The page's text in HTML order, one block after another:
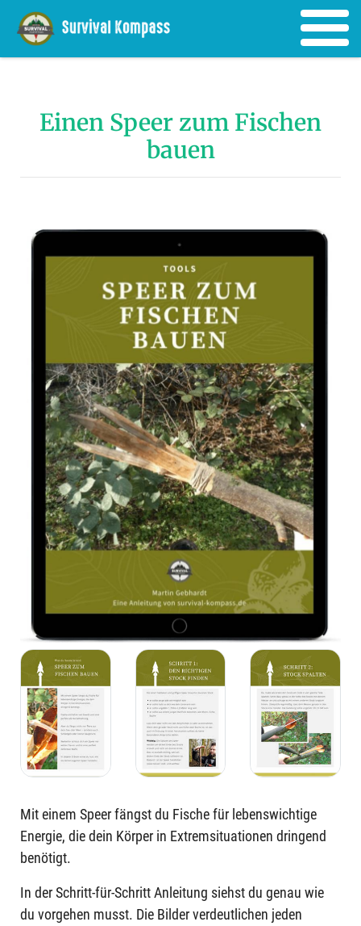
Einen Speer zum Fischen
bauen
Mit einem Speer fängst du Fische für lebenswichtige
Energie, die dein Körper in Extremsituationen dringend
benötigt.
In der Schritt-für-Schritt Anleitung siehst du genau wie
du vorgehen musst. Die Bilder verdeutlichen jeden